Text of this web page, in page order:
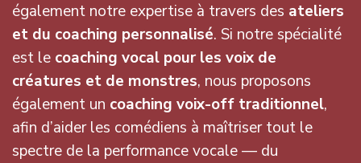
également notre expertise à travers des ateliers
et du coaching personnalisé. Si notre spécialité
est le coaching vocal pour les voix de
créatures et de monstres, nous proposons
également un coaching voix-off traditionnel,
afin d’aider les comédiens à maîtriser tout le
spectre de la performance vocale — du